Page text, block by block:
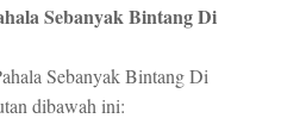
Sebanyak Bintang Di
Sebanyak Bintang Di
dibawah ini: